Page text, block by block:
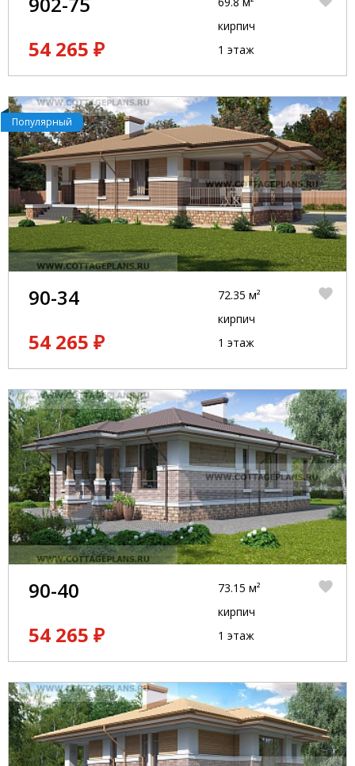
54 265 ₽
кирпич
1 этаж
Популярный
90-34
54 265 ₽
72.35 м²
кирпич
1 этаж
90-40
54 265 ₽
73.15 м²
кирпич
1 этаж